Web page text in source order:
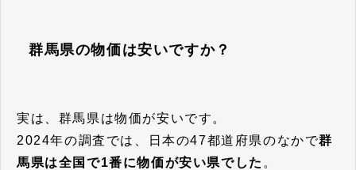
群馬県の物価は安いですか？
実は、群馬県は物価が安いです。
2024年の調査では、日本の47都道府県のなかで群
馬県は全国で1番に物価が安い県でした 。